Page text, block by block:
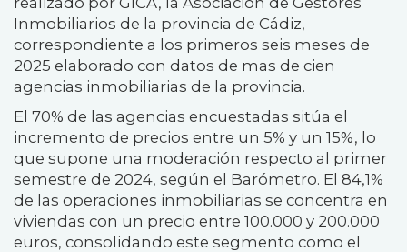
Inmobiliarios de la provincia de Cádiz,
correspondiente a los primeros seis meses de
2025 elaborado con datos de mas de cien
agencias inmobiliarias de la provincia.
El 70% de las agencias encuestadas sitúa el
incremento de precios entre un 5% y un 15%, lo
que supone una moderación respecto al primer
semestre de 2024, según el Barómetro. El 84,1%
de las operaciones inmobiliarias se concentra en
viviendas con un precio entre 100.000 y 200.000
euros, consolidando este segmento como el